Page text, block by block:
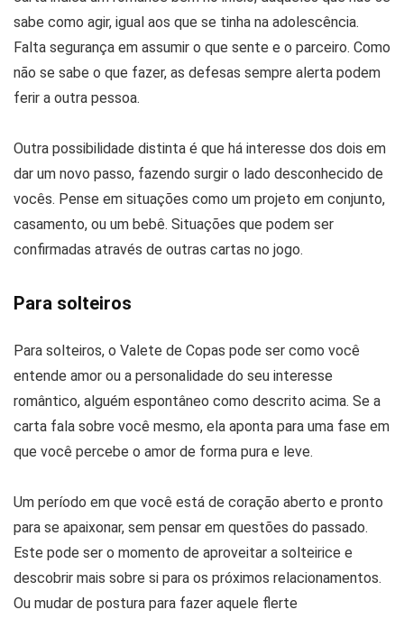
sabe como agir, igual aos que se tinha na adolescência.
Falta segurança em assumir o que sente e o parceiro. Como
não se sabe o que fazer, as defesas sempre alerta podem
ferir a outra pessoa.
Outra possibilidade distinta é que há interesse dos dois em
dar um novo passo, fazendo surgir o lado desconhecido de
vocês. Pense em situações como um projeto em conjunto,
casamento, ou um bebê. Situações que podem ser
confirmadas através de outras cartas no jogo.
Para solteiros
Para solteiros, o Valete de Copas pode ser como você
entende amor ou a personalidade do seu interesse
romântico, alguém espontâneo como descrito acima. Se a
carta fala sobre você mesmo, ela aponta para uma fase em
que você percebe o amor de forma pura e leve.
Um período em que você está de coração aberto e pronto
para se apaixonar, sem pensar em questões do passado.
Este pode ser o momento de aproveitar a solteirice e
descobrir mais sobre si para os próximos relacionamentos.
Ou mudar de postura para fazer aquele flerte